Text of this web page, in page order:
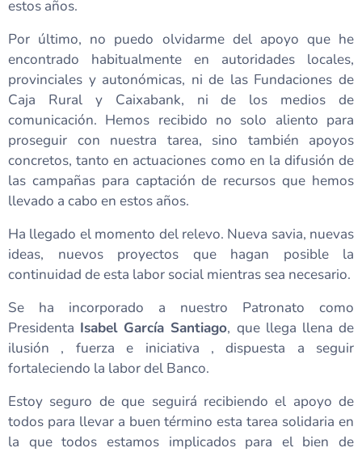
estos años.
Por último, no puedo olvidarme del apoyo que he
encontrado habitualmente en autoridades locales,
provinciales y autonómicas, ni de las Fundaciones de
Caja Rural y Caixabank, ni de los medios de
comunicación. Hemos recibido no solo aliento para
proseguir con nuestra tarea, sino también apoyos
concretos, tanto en actuaciones como en la difusión de
las campañas para captación de recursos que hemos
llevado a cabo en estos años.
Ha llegado el momento del relevo. Nueva savia, nuevas
ideas, nuevos proyectos que hagan posible la
continuidad de esta labor social mientras sea necesario.
Se ha incorporado a nuestro Patronato como
Presidenta Isabel García Santiago, que llega llena de
ilusión , fuerza e iniciativa , dispuesta a seguir
fortaleciendo la labor del Banco.
Estoy seguro de que seguirá recibiendo el apoyo de
todos para llevar a buen término esta tarea solidaria en
la que todos estamos implicados para el bien de